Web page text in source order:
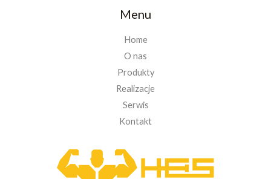
Menu
Home
O nas
Produkty
Realizacje
Serwis
Kontakt